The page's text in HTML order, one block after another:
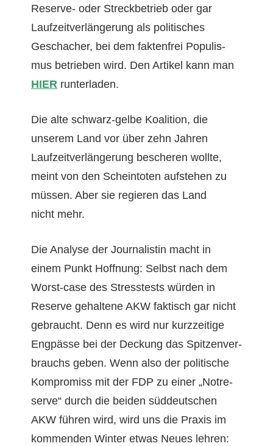
Reserve- oder Streck­be­trieb oder gar
Laufzeitver­längerung als poli­tis­ches
Geschacher, bei dem fak­ten­frei Pop­ulis­
mus betrieben wird. Den Artikel kann man
HIER runterladen.
Die alte schwarz-gelbe Koali­tion, die
unserem Land vor über zehn Jahren
Laufzeitver­längerung bescheren wollte,
meint von den Schein­toten auf­ste­hen zu
müssen. Aber sie regieren das Land
nicht mehr.
Die Analyse der Jour­nal­istin macht in
einem Punkt Hoff­nung: Selb­st nach dem
Worst-case des Stresstests wür­den in
Reserve gehal­tene AKW fak­tisch gar nicht
gebraucht. Denn es wird nur kurzzeit­ige
Eng­pässe bei der Deck­ung das Spitzen­ver­
brauchs geben. Wenn also der poli­tis­che
Kom­pro­miss mit der FDP zu ein­er „Notre­
serve“ durch die bei­den süd­deutschen
AKW führen wird, wird uns die Prax­is im
kom­menden Win­ter etwas Neues lehren: